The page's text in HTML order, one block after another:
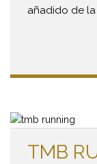
añadido de la
TMB